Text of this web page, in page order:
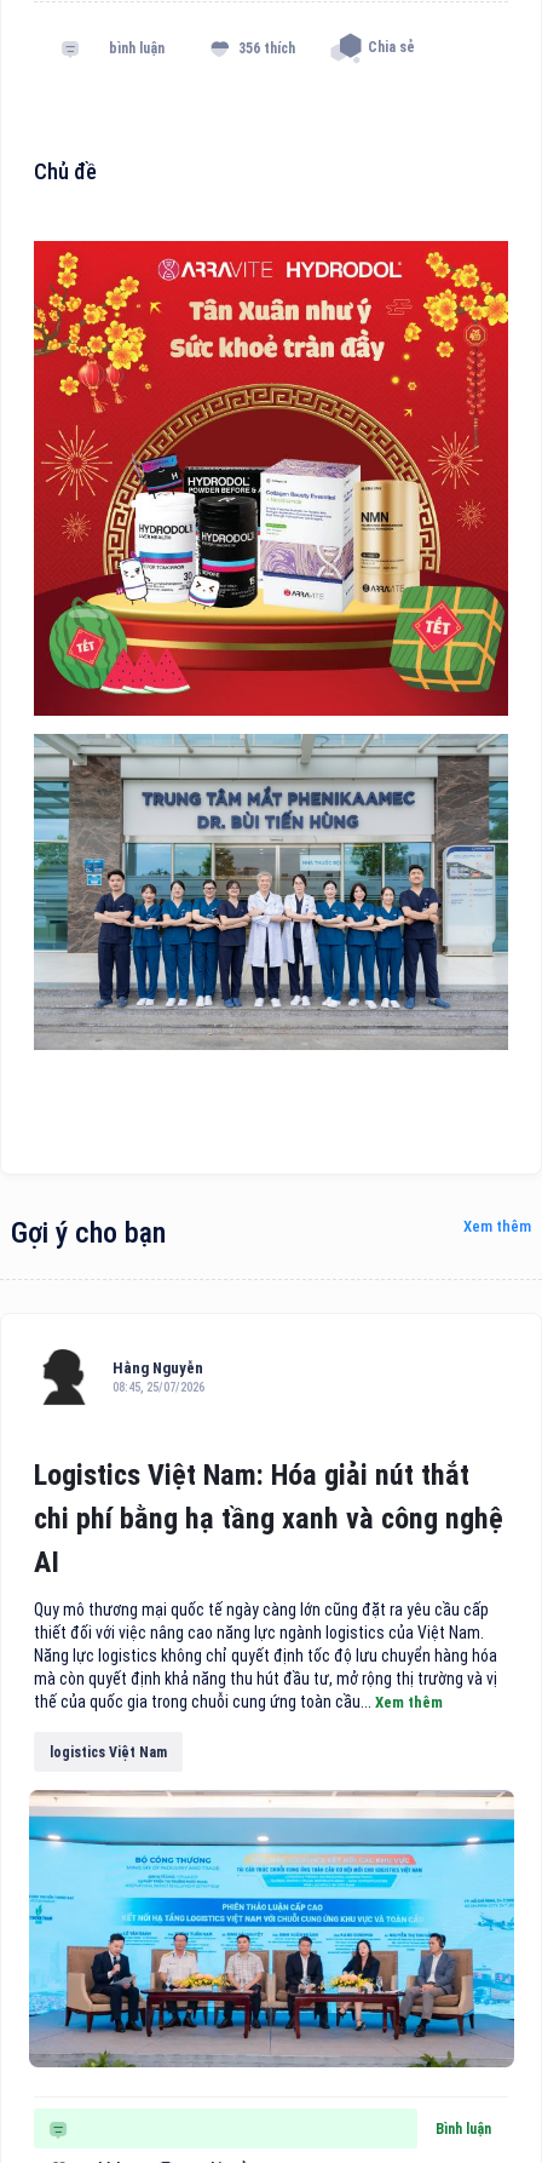
bình luận 356 thích Chia sẻ
Chủ đề
Gợi ý cho bạn Xem thêm
Hằng Nguyễn
08:45, 25/07/2026
Logistics Việt Nam: Hóa giải nút thắt
chi phí bằng hạ tầng xanh và công nghệ
AI
Quy mô thương mại quốc tế ngày càng lớn cũng đặt ra yêu cầu cấp
thiết đối với việc nâng cao năng lực ngành logistics của Việt Nam.
Năng lực logistics không chỉ quyết định tốc độ lưu chuyển hàng hóa
mà còn quyết định khả năng thu hút đầu tư, mở rộng thị trường và vị
thế của quốc gia trong chuỗi cung ứng toàn cầu... Xem thêm
logistics Việt Nam
Bình luận